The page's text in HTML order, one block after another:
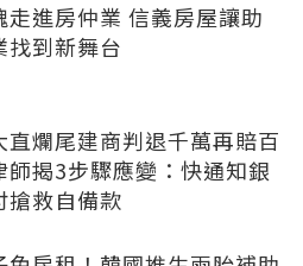
走進房仲業 信義房屋讓助
找到新舞台
直爛尾建商判退千萬再賠百
師揭3步驟應變：快通知銀
搶救自備款